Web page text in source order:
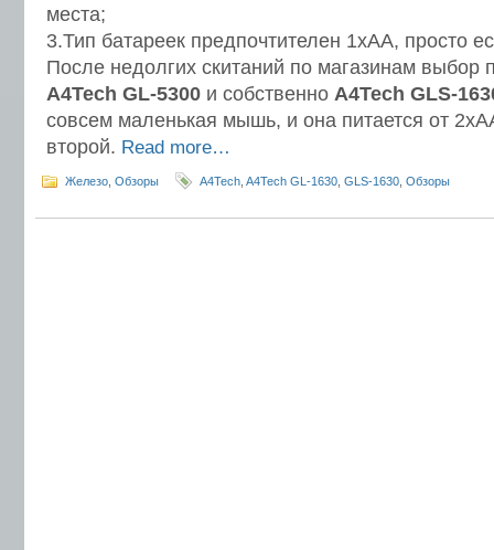
места;
3.Тип батареек предпочтителен 1xAA, просто
После недолгих скитаний по магазинам выбор
A4Tech GL-5300 и собственно A4Tech GLS-
совсем маленькая мышь, и она питается от
второй. Read more…
Железо Обзоры A4Tech A4Tech GL-1630 GLS-1630 Обзоры